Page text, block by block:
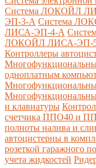
Система ЛОКОЙЛ
ЭП-3-А Система
ЛИСА-ЭП-4-А
ЛОКОЙЛ ЛИСА-ЭП-
Контроллеры
одноплатным
и клавиатуры
счетчика ППО40 и
полноты налива и
автоцистерны в
розеткой гаражного
учета жидкостей